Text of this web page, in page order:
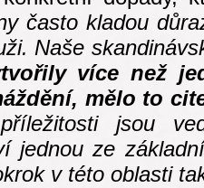
často kladou
Naše
více než
mělo to
jsou
jednou ze
v této oblasti